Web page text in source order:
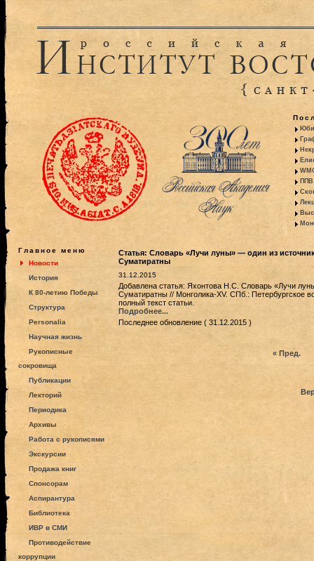
ППВ
Главное меню
Новости
История
К 80-летию Победы
Структура
Personalia
Научная жизнь
Рукописные
сокровища
Публикации
Лекторий
Периодика
Архивы
Работа с рукописями
Экскурсии
Продажа книг
Спонсорам
Аспирантура
Библиотека
ИВР в СМИ
Противодействие
коррупции
Статья: Словарь «Лучи луны» — один из
Суматиратны
31.12.2015
Добавлена статья: Яхонтова Н.С. Словарь «Лучи
Суматиратны // Монголика-XV. СПб.: Петербургское
полный текст статьи.
Подробнее...
Последнее обновление ( 31.12.2015 )
« Пред.